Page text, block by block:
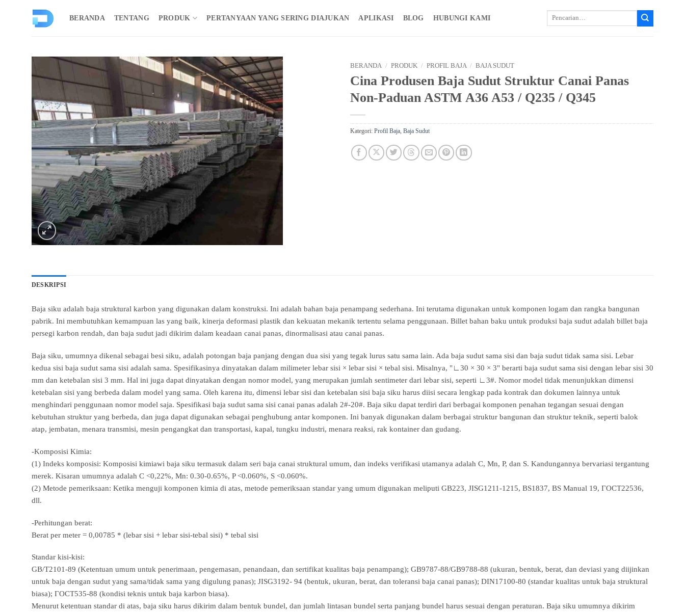
BERANDA TENTANG PRODUK PERTANYAAN YANG SERING DIAJUKAN APLIKASI BLOG HUBUNGI KAMI
Cari:
BERANDA / PRODUK / PROFIL BAJA / BAJA SUDUT
Cina Produsen Baja Sudut Struktur Canai Panas
Non-Paduan ASTM A36 A53 / Q235 / Q345
Kategori: Profil Baja, Baja Sudut
DESKRIPSI
Baja siku adalah baja struktural karbon yang digunakan dalam konstruksi. Ini adalah bahan baja penampang sederhana. Ini terutama digunakan untuk komponen logam dan rangka bangunan
pabrik. Ini membutuhkan kemampuan las yang baik, kinerja deformasi plastik dan kekuatan mekanik tertentu selama penggunaan. Billet bahan baku untuk produksi baja sudut adalah billet baja
persegi karbon rendah, dan baja sudut jadi dikirim dalam keadaan canai panas, dinormalisasi atau canai panas.
Baja siku, umumnya dikenal sebagai besi siku, adalah potongan baja panjang dengan dua sisi yang tegak lurus satu sama lain. Ada baja sudut sama sisi dan baja sudut tidak sama sisi. Lebar
kedua sisi baja sudut sama sisi adalah sama. Spesifikasinya dinyatakan dalam milimeter lebar sisi × lebar sisi × tebal sisi. Misalnya, "∟30 × 30 × 3" berarti baja sudut sama sisi dengan lebar sisi 30
mm dan ketebalan sisi 3 mm. Hal ini juga dapat dinyatakan dengan nomor model, yang merupakan jumlah sentimeter dari lebar sisi, seperti ∟3#. Nomor model tidak menunjukkan dimensi
ketebalan sisi yang berbeda dalam model yang sama. Oleh karena itu, dimensi lebar sisi dan ketebalan sisi baja siku harus diisi secara lengkap pada kontrak dan dokumen lainnya untuk
menghindari penggunaan nomor model saja. Spesifikasi baja sudut sama sisi canai panas adalah 2#-20#. Baja siku dapat terdiri dari berbagai komponen penahan tegangan sesuai dengan
kebutuhan struktur yang berbeda, dan juga dapat digunakan sebagai penghubung antar komponen. Ini banyak digunakan dalam berbagai struktur bangunan dan struktur teknik, seperti balok
atap, jembatan, menara transmisi, mesin pengangkat dan transportasi, kapal, tungku industri, menara reaksi, rak kontainer dan gudang.
-Komposisi Kimia:
(1) Indeks komposisi: Komposisi kimiawi baja siku termasuk dalam seri baja canai struktural umum, dan indeks verifikasi utamanya adalah C, Mn, P, dan S. Kandungannya bervariasi tergantung
merek. Kisaran umumnya adalah C <0,22%, Mn: 0.30-0.65%, P <0.060%, S <0.060%.
(2) Metode pemeriksaan: Ketika menguji komponen kimia di atas, metode pemeriksaan standar yang umum digunakan meliputi GB223, JISG1211-1215, BS1837, BS Manual 19, ГОСТ22536,
dll.
-Perhitungan berat:
Berat per meter = 0,00785 * (lebar sisi + lebar sisi-tebal sisi) * tebal sisi
Standar kisi-kisi:
GB/T2101-89 (Ketentuan umum untuk penerimaan, pengemasan, penandaan, dan sertifikat kualitas baja penampang); GB9787-88/GB9788-88 (ukuran, bentuk, berat, dan deviasi yang diijinkan
untuk baja dengan sudut yang sama/tidak sama yang digulung panas); JISG3192- 94 (bentuk, ukuran, berat, dan toleransi baja canai panas); DIN17100-80 (standar kualitas untuk baja struktural
biasa); ГОСТ535-88 (kondisi teknis untuk baja karbon biasa).
Menurut ketentuan standar di atas, baja siku harus dikirim dalam bentuk bundel, dan jumlah lintasan bundel serta panjang bundel harus sesuai dengan peraturan. Baja siku umumnya dikirim